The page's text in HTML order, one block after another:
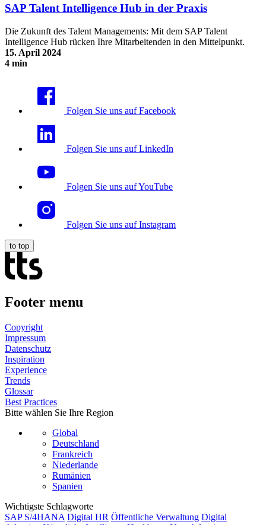
SAP Talent Intelligence Hub in der Praxis
Die Zukunft des Talent Managements: Mit dem SAP Talent
Intelligence Hub rücken Ihre Mitarbeitenden in den Mittelpunkt.
15. April 2024
4 min
Folgen Sie uns auf Facebook
Folgen Sie uns auf LinkedIn
Folgen Sie uns auf YouTube
Folgen Sie uns auf Instagram
to top
Footer menu
Copyright
Impressum
Datenschutz
Inspiration
Experience
Trends
Glossar
Best Practices
Bitte wählen Sie Ihre Region
Global
Deutschland
Frankreich
Niederlande
Rumänien
Spanien
Wichtigste Schlagworte
SAP S/4HANA Digital HR Öffentliche Verwaltung Digital